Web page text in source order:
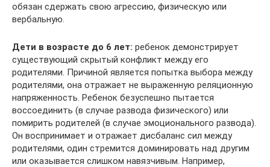
обязан сдержать свою агрессию, физическую или
вербальную.
Дети в возрасте до 6 лет: ребенок демонстрирует
существующий скрытый конфликт между его
родителями. Причиной является попытка выбора между
родителями, она отражает не выраженную реляционную
напряженность. Ребенок безуспешно пытается
воссоединить (в случае развода физического) или
помирить родителей (в случае эмоционального развода).
Он воспринимает и отражает дисбаланс сил между
родителями, один стремится доминировать над другим
или оказывается слишком навязчивым. Например,